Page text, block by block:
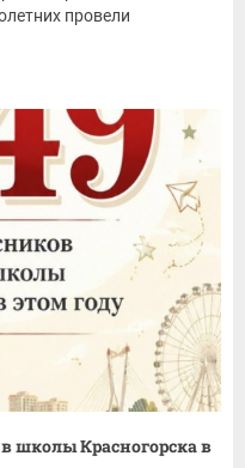
провели
школы Красногорска в